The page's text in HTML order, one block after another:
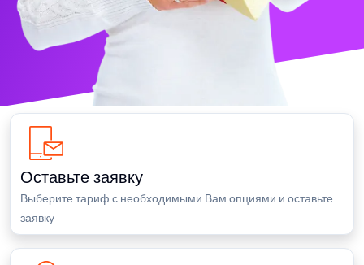
Оставьте заявку
Выберите тариф с необходимыми Вам опциями и оставьте
заявку